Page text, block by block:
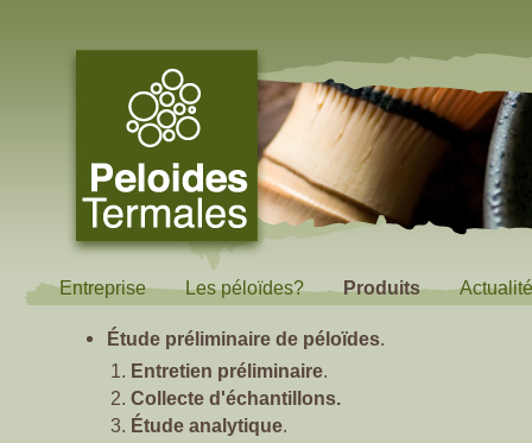
Entreprise Les péloïdes? Produits
Étude préliminaire de péloïdes.
Entretien préliminaire.
Collecte d'échantillons.
Étude analytique.